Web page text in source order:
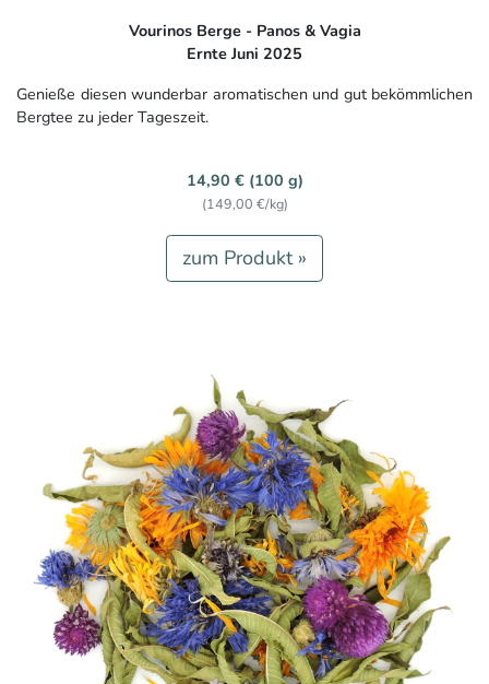
Vourinos Berge - Panos & Vagia
Ernte Juni 2025
Genieße diesen wunderbar aromatischen und gut bekömmlichen
Bergtee zu jeder Tageszeit.
14,90 € (100 g)
(149,00 €/kg)
zum Produkt »